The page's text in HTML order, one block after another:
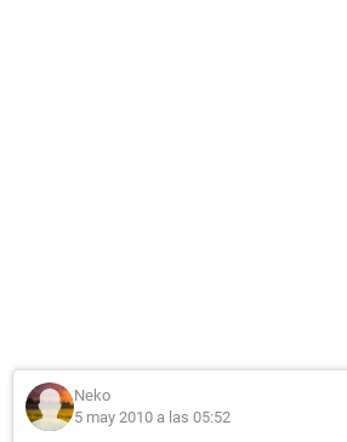
Neko
5 may 2010 a las 05:52